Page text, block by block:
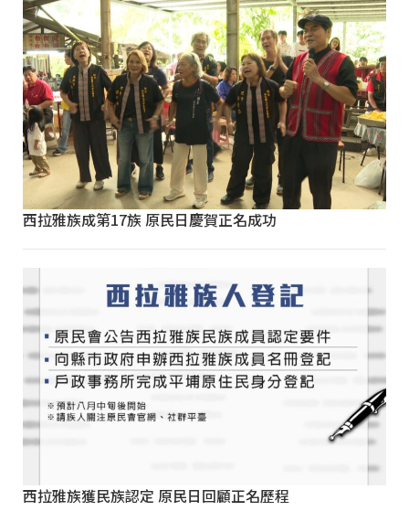
西拉雅族成第17族 原民日慶賀正名成功
西拉雅族獲民族認定 原民日回顧正名歷程